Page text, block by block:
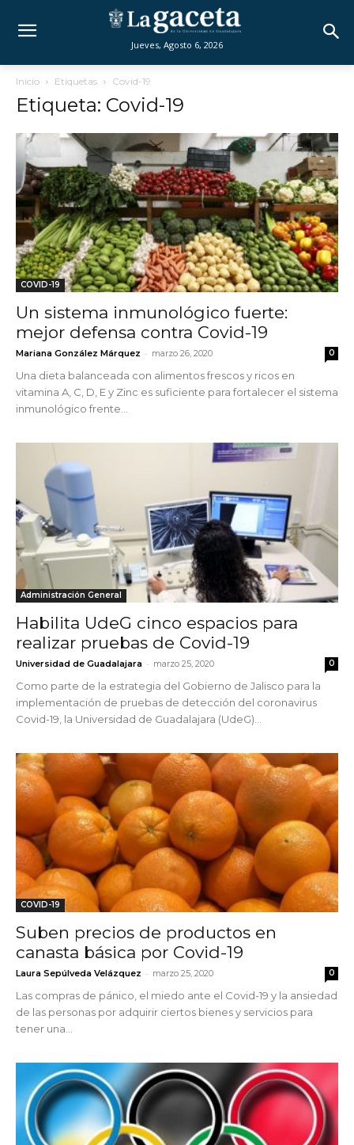
Jueves, Agosto 6, 2026
Inicio Etiquetas Covid-19
Etiqueta: Covid-19
COVID-19
Un sistema inmunológico fuerte:
mejor defensa contra Covid-19
Mariana González Márquez - marzo 26, 2020 0
Una dieta balanceada con alimentos frescos y ricos en
vitamina A, C, D, E y Zinc es suficiente para fortalecer el sistema
inmunológico frente...
Administración General
Habilita UdeG cinco espacios para
realizar pruebas de Covid-19
Universidad de Guadalajara - marzo 25, 2020 0
Como parte de la estrategia del Gobierno de Jalisco para la
implementación de pruebas de detección del coronavirus
Covid-19, la Universidad de Guadalajara (UdeG)...
COVID-19
Suben precios de productos en
canasta básica por Covid-19
Laura Sepúlveda Velázquez - marzo 25, 2020 0
Las compras de pánico, el miedo ante el Covid-19 y la ansiedad
de las personas por adquirir ciertos bienes y servicios para
tener una...